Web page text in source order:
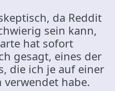
da Reddit
sein kann,
hat sofort
gesagt, eines der
die ich je auf einer
habe.